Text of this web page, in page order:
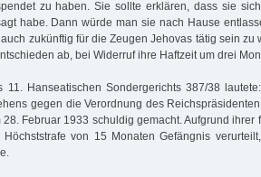
zu haben. Sie sollte erklären, dass sie
habe. Dann würde man sie nach Hause
zukünftig für die Zeugen Jehovas tätig sein zu
ab, bei Widerruf ihre Haftzeit um drei
11. Hanseatischen Sondergerichts 387/38
gegen die Verordnung des
28. Februar 1933 schuldig gemacht. Aufgrund ihrer
von 15 Monaten Gefängnis